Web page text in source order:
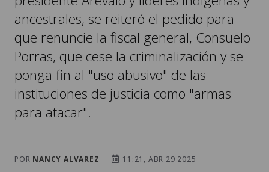
ancestrales, se reiteró el pedido para
que renuncie la fiscal general, Consuelo
Porras, que cese la criminalización y se
ponga fin al "uso abusivo" de las
instituciones de justicia como "armas
para atacar".
POR NANCY ALVAREZ
11:21, ABR 29 2025